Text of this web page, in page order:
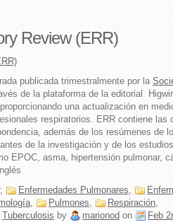
Review (ERR)
publicada trimestralmente por la
de la plataforma de la editorial
una actualización en
respiratorios. ERR contiene las
además de los resúmenes de
de la investigación y de los estudios
EPOC, asma, hipertensión pulmonar,
, Enfermedades Pulmonares,
, Pulmones, Respiración,
Tuberculosis by marionod on
Feb